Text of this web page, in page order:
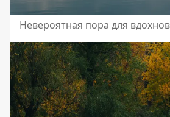
Невероятная пора для